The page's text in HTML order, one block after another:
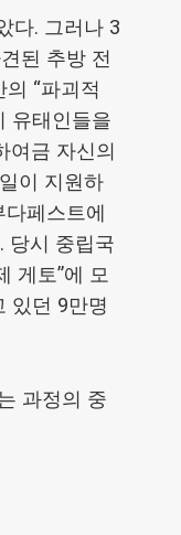
다. 그러나 3
된 추방 전
“파괴적
유태인들을
여금 자신의
이 지원하
페스트에
당시 중립국
게토”에 모
있던 9만명
과정의 중